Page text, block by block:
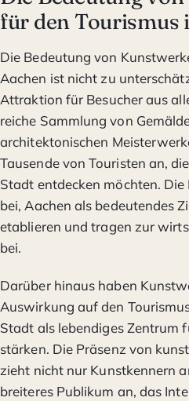
für den Tourismus
Die Bedeutung von
Aachen ist nicht zu
Attraktion für Besucher aus
reiche Sammlung von
architektonischen
Tausende von Touristen an,
Stadt entdecken möchten.
bei, Aachen als bedeutendes
etablieren und tragen zur
bei.
Darüber hinaus haben
Auswirkung auf den
Stadt als lebendiges Zentrum
stärken. Die Präsenz von
zieht nicht nur Kunstkennern
breiteres Publikum an, das